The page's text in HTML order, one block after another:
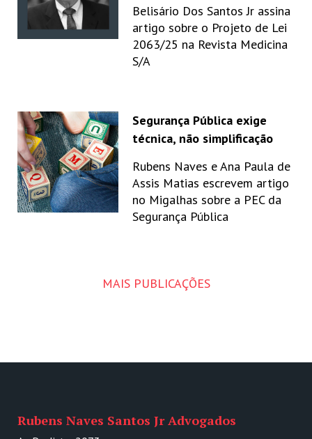
Belisário Dos Santos Jr assina
artigo sobre o Projeto de Lei
2063/25 na Revista Medicina
S/A
Segurança Pública exige
técnica, não simplificação
Rubens Naves e Ana Paula de
Assis Matias escrevem artigo
no Migalhas sobre a PEC da
Segurança Pública
MAIS PUBLICAÇÕES
Rubens Naves Santos Jr Advogados